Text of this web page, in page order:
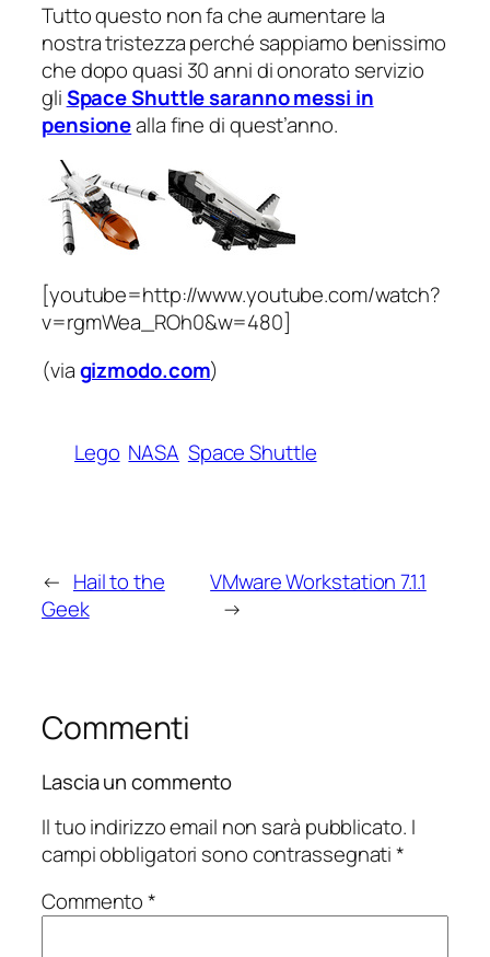
Tutto questo non fa che aumentare la
nostra tristezza perché sappiamo benissimo
che dopo quasi 30 anni di onorato servizio
gliSpace Shuttle saranno messi in
pensionealla fine di quest’anno.
[youtube=http://www.youtube.com/watch?
v=rgmWea_ROh0&w=480]
(viagizmodo.com)
Lego NASA Space Shuttle
← Hail to the
Geek
VMware Workstation 7.1.1
→
Commenti
Lascia un commento
Il tuo indirizzo email non sarà pubblicato. I
campi obbligatori sono contrassegnati*
Commento*